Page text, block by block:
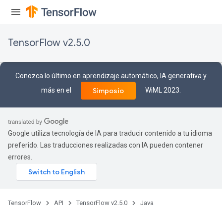
TensorFlow v2.5.0
Conozca lo último en aprendizaje automático, IA generativa y
más en el
Simposio WiML 2023.
Google utiliza tecnología de IA para traducir contenido a tu idioma
preferido. Las traducciones realizadas con IA pueden contener
errores.
TensorFlow API TensorFlow v2.5.0 Java